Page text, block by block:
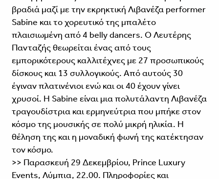
βραδιά μαζί με την εκρηκτική Λιβανέζα performer
Sabine και το χορευτικό της μπαλέτο
πλαισιωμένη από 4 belly dancers. Ο Λευτέρης
Πανταζής θεωρείται ένας από τους
εμπορικότερους καλλιτέχνες με 27 προσωπικούς
δίσκους και 13 συλλογικούς. Από αυτούς 30
έγιναν πλατινένιοι ενώ και οι 40 έχουν γίνει
χρυσοί. H Sabine είναι μια πολυτάλαντη Λιβανέζα
τραγουδίστρια και ερμηνεύτρια που μπήκε στον
κόσμο της μουσικής σε πολύ μικρή ηλικία. Η
θέληση της και η μοναδική φωνή της κατέκτησαν
τον κόσμο.
>> Παρασκευή 29 Δεκεμβρίου, Prince Luxury
Events, Λύμπια, 22.00. Πληροφορίες και